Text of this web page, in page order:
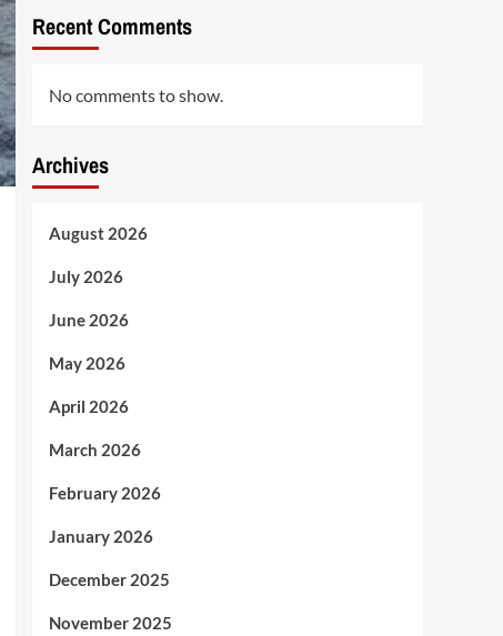
Recent Comments
No comments to show.
Archives
August 2026
July 2026
June 2026
May 2026
April 2026
March 2026
February 2026
January 2026
December 2025
November 2025